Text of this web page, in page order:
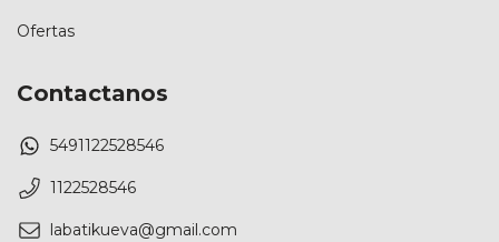
Ofertas
Contactanos
5491122528546
1122528546
labatikueva@gmail.com